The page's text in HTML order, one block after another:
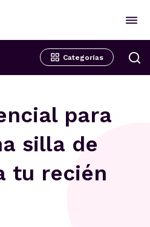
Categorías
para
silla de
tu recién